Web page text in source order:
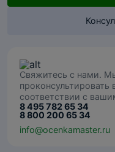
Свяжитесь с нами.
проконсультировать
соответствии с
8 495 782 65 34
8 800 200 65 34
info@ocenkamaster.ru